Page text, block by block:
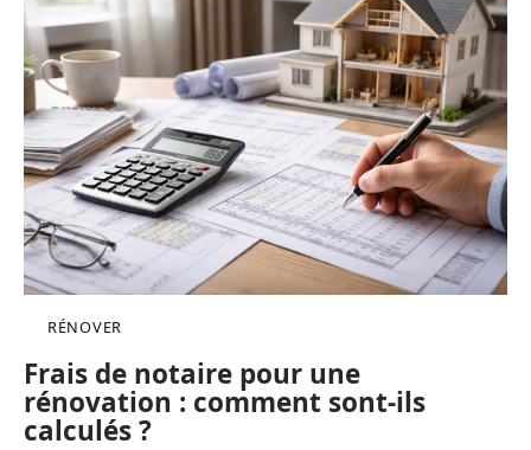
RÉNOVER
Frais de notaire pour une
rénovation : comment sont-ils
calculés ?